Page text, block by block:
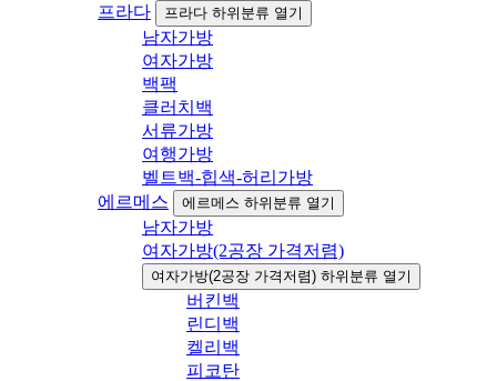
프라다
프라다 하위분류 열기
남자가방
여자가방
백팩
클러치백
서류가방
여행가방
벨트백-힙색-허리가방
에르메스
에르메스 하위분류 열기
남자가방
여자가방(2공장 가격저렴)
여자가방(2공장 가격저렴) 하위분류 열기
버킨백
린디백
켈리백
피코탄